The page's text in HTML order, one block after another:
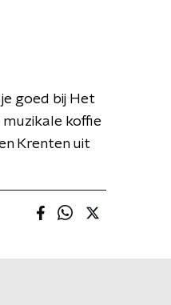
goed bij Het
koffie
Krenten uit